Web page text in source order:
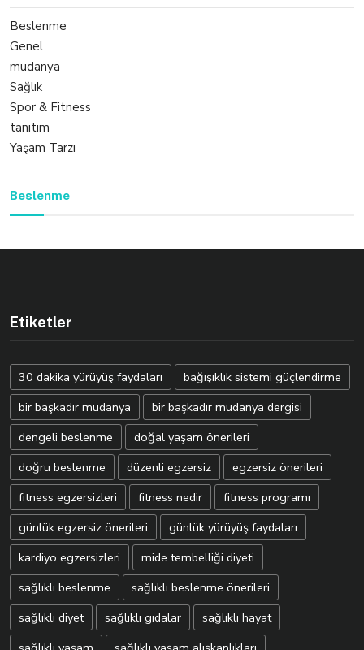
Beslenme
Genel
mudanya
Sağlık
Spor & Fitness
tanıtım
Yaşam Tarzı
Beslenme
Etiketler
30 dakika yürüyüş faydaları
bağışıklık sistemi güçlendirme
bir başkadır mudanya
bir başkadır mudanya dergisi
dengeli beslenme
doğal yaşam önerileri
doğru beslenme
düzenli egzersiz
egzersiz önerileri
fitness egzersizleri
fitness nedir
fitness programı
günlük egzersiz önerileri
günlük yürüyüş faydaları
kardiyo egzersizleri
mide tembelliği diyeti
sağlıklı beslenme
sağlıklı beslenme önerileri
sağlıklı diyet
sağlıklı gıdalar
sağlıklı hayat